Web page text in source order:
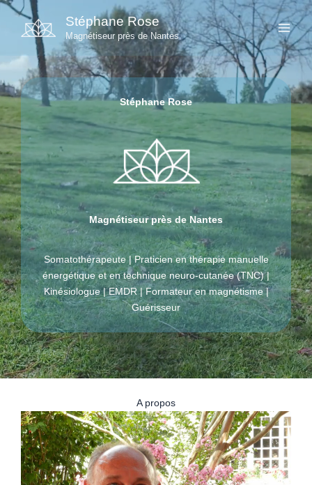
Aller
contenu
Stéphane Rose
Magnétiseur près de Nantes
Stéphane Rose
Magnétiseur près de Nantes
Somatothérapeute | Praticien en thérapie manuelle
énergétique et en technique neuro-cutanée (TNC) |
Kinésiologue | EMDR | Formateur en magnétisme |
Guérisseur
A propos